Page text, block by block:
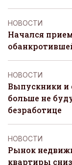
НОВОСТИ
Начался
НОВОСТИ
Выпускники и
больше не
безработице
НОВОСТИ
Рынок
квартиры